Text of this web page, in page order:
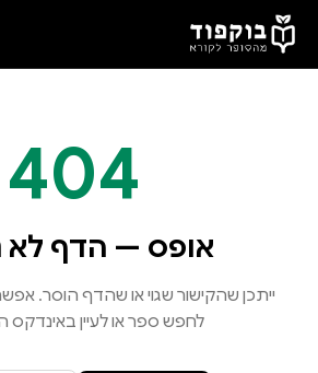
דלג לתוכן הראשי
404
אופס — הדף לא
ייתכן שהקישור שגוי או שהדף הוסר.
לחפש ספר או לעיין באינדקס